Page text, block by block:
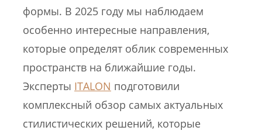
формы. В 2025 году мы наблюдаем
особенно интересные направления,
которые определят облик современных
пространств на ближайшие годы.
Эксперты ITALON подготовили
комплексный обзор самых актуальных
стилистических решений, которые